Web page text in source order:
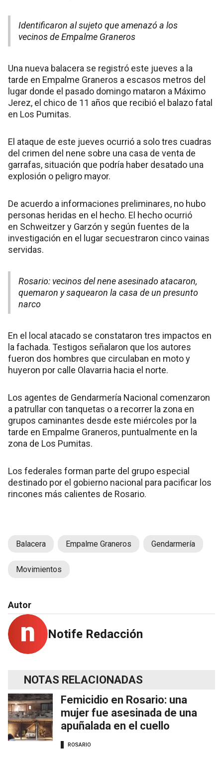
Identificaron al sujeto que amenazó a los
vecinos de Empalme Graneros
Una nueva balacera se registró este jueves a la
tarde en Empalme Graneros a escasos metros del
lugar donde el pasado domingo mataron a Máximo
Jerez, el chico de 11 años que recibió el balazo fatal
en Los Pumitas.
El ataque de este jueves ocurrió a solo tres cuadras
del crimen del nene sobre una casa de venta de
garrafas, situación que podría haber desatado una
explosión o peligro mayor.
De acuerdo a informaciones preliminares, no hubo
personas heridas en el hecho. El hecho ocurrió
en Schweitzer y Garzón y según fuentes de la
investigación en el lugar secuestraron cinco vainas
servidas.
Rosario: vecinos del nene asesinado atacaron,
quemaron y saquearon la casa de un presunto
narco
En el local atacado se constataron tres impactos en
la fachada. Testigos señalaron que los autores
fueron dos hombres que circulaban en moto y
huyeron por calle Olavarria hacia el norte.
Los agentes de Gendarmería Nacional comenzaron
a patrullar con tanquetas o a recorrer la zona en
grupos caminantes desde este miércoles por la
tarde en Empalme Graneros, puntualmente en la
zona de Los Pumitas.
Los federales forman parte del grupo especial
destinado por el gobierno nacional para pacificar los
rincones más calientes de Rosario.
Balacera Empalme Graneros Gendarmería
Movimientos
Autor
Notife Redacción
NOTAS RELACIONADAS
Femicidio en Rosario: una
mujer fue asesinada de una
apuñalada en el cuello
ROSARIO